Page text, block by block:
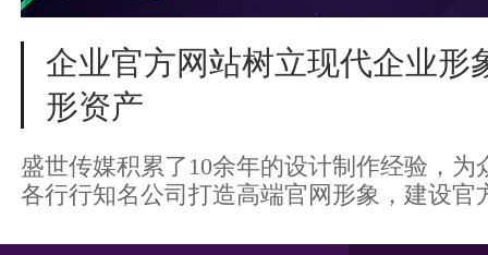
企业官方网站树立现代企业形
形资产
盛世传媒积累了10余年的设计制作经验，为
各行行知名公司打造高端官网形象，建设官